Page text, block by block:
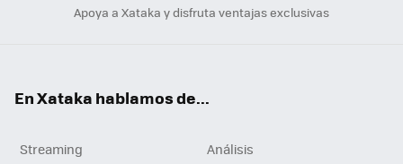
Apoya a Xataka y disfruta ventajas exclusivas
En Xataka hablamos de...
Streaming
Análisis